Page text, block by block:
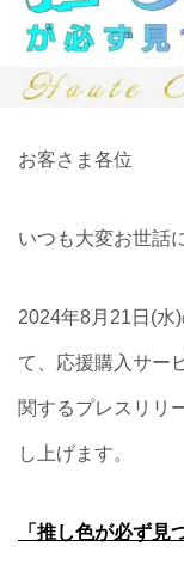
お客さま各位
いつも大変お世話
2024年8月21日(水
て、応援購入サー
関するプレスリリ
し上げます。
「推し色が必ず見